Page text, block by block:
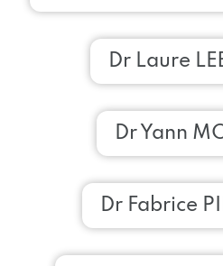
Dr Laure
Dr Yann
Dr Fabrice